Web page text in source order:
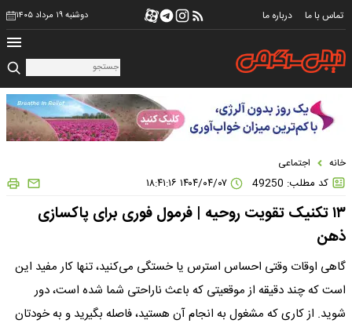
تماس با ما درباره ما دوشنبه ۱۹ مرداد ۱۴۰۵
خانه اجتماعی
کد مطلب: 49250
۱۳ تکنیک تقویت روحیه | فرمول فوری برای پاکسازی
ذهن
گاهی اوقات وقتی احساس استرس یا خستگی می‌کنید، تنها کار مفید این
است که چند دقیقه از موقعیتی که باعث ناراحتی شما شده است، دور
شوید. از کاری که مشغول به انجام آن هستید، فاصله بگیرید و به خودتان